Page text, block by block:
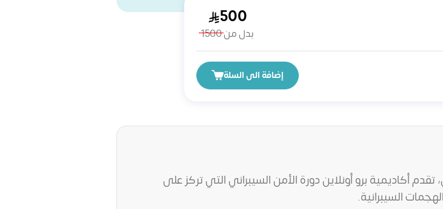
500
بدل من1500
إضافة الى السلة
أكاديمية برو أونلاين دورة الأمن السيبراني التي تركز على
السيبرانية.